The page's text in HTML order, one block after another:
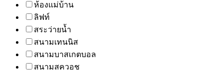
ห้องแม่บ้าน
ลิฟท์
สระว่ายน้ำ
สนามเทนนิส
สนามบาสเกตบอล
สนามสควอช